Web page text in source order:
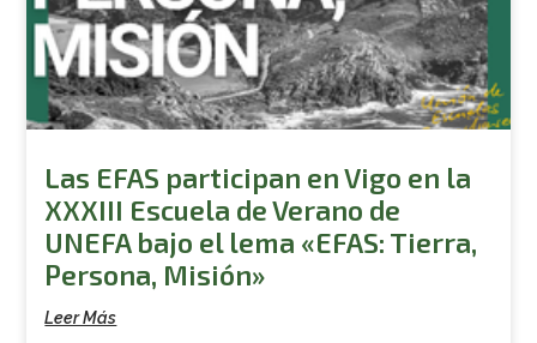
Las EFAS participan en Vigo en la
XXXIII Escuela de Verano de
UNEFA bajo el lema «EFAS: Tierra,
Persona, Misión»
Leer Más